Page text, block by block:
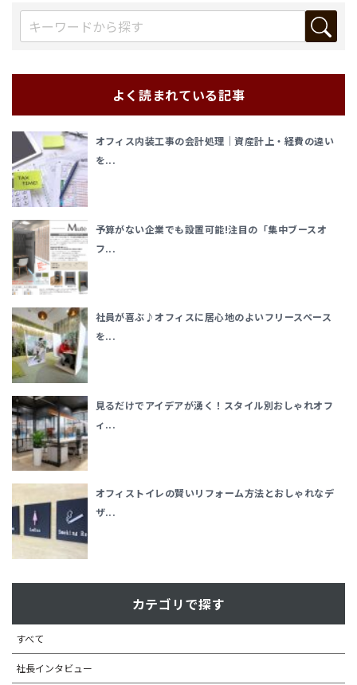
よく読まれている記事
オフィス内装工事の会計処理｜資産計上・経費の違い
を...
予算がない企業でも設置可能!注目の「集中ブースオ
フ...
社員が喜ぶ♪オフィスに居心地のよいフリースペース
を...
見るだけでアイデアが湧く！スタイル別おしゃれオフ
ィ...
オフィストイレの賢いリフォーム方法とおしゃれなデ
ザ...
カテゴリで探す
すべて
社長インタビュー